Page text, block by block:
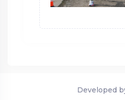
Developed